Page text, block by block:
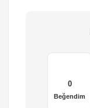
0
Beğendim